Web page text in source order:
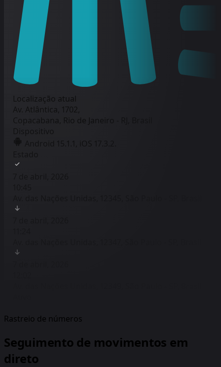
Localização atual
Av. Atlântica, 1702,
Copacabana, Rio de Janeiro - RJ, Brasil
Dispositivo
Rastreio de números
Seguimento de movimentos em
direto